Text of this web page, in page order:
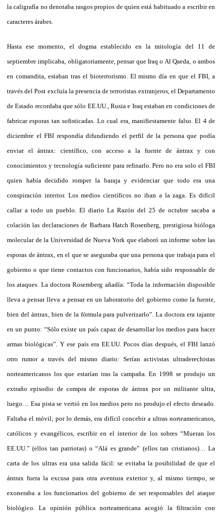
la caligrafía no denotaba rasgos propios de quien está habituado a escribir en
caracteres árabes.
Hasta ese momento, el dogma establecido en la mitología del 11 de
septiembre implicaba, obligatoriamente, pensar que Iraq o Al Qaeda, o ambos
en comandita, estaban tras el bioterrorismo. El mismo día en que el FBI, a
través del Post excluía la presencia de terroristas extranjeros, el Departamento
de Estado recordaba que sólo EE.UU., Rusia e Iraq estaban en condiciones de
fabricar esporas tan sofisticadas. Lo cual era, manifiestamente falso. El 4 de
diciembre el FBI respondía difundiendo el perfil de la persona que podía
enviar el ántrax: científico, con acceso a la fuente de ántrax y con
conocimientos y tecnología suficiente para refinarlo. Pero no era solo el FBI
quien había decidido romper la baraja y evidenciar que todo era una
conspiración interior. Los medios científicos no iban a la zaga. Es difícil
callar a todo un pueblo. El diario La Razón del 25 de octubre sacaba a
colación las declaraciones de Barbara Hatch Rosenberg, prestigiosa bióloga
molecular de la Universidad de Nueva York que elaboró un informe sobre las
esporas de ántrax, en el que se aseguraba que una persona que trabaja para el
gobierno o que tiene contactos con funcionarios, había sido responsable de
los ataques. La doctora Rosemberg añadía: “Toda la información disposible
lleva a pensar lleva a pensar en un laboratorio del gobierno como la fuente,
bien del ántrax, bien de la fórmula para pulverizarlo”. La doctora era tajante
en un punto: “Sólo existe un país capaz de desarrollar los medios para hacer
armas biológicas”. Y ese país era EE.UU. Pocos días después, el FBI lanzó
otro rumor a través del mismo diario: Serían activistas ultraderechistas
norteamericanos los que estarían tras la campaña. En 1998 se produjo un
extraño episodio de compra de esporas de ántrax por un militante ultra,
luego… Esa pista se vertió en los medios pero no produjo el efecto deseado.
Faltaba el móvil; por lo demás, era difícil concebir a ultras norteamericanos,
católicos y evangélicos, escribir en el interior de los sobres “Mueran los
EE.UU.” (ellos tan patriotas) o “Alá es grande” (ellos tan cristianos)… La
carta de los ultras era una salida fácil: se evitaba la posibilidad de que el
ántrax fuera la excusa para otra aventura exterior y, al mismo tiempo, se
exoneraba a los funcionarios del gobierno de ser responsables del ataque
biológico. La opinión pública norteamericana acogió la filtración con